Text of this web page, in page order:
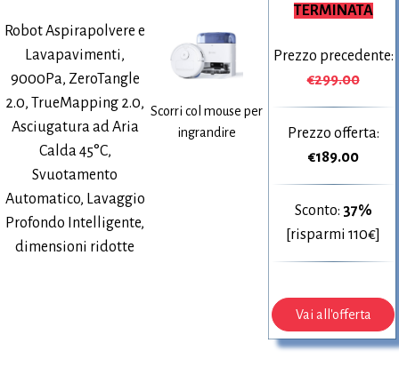
Robot Aspirapolvere e
Lavapavimenti,
9000Pa, ZeroTangle
2.0, TrueMapping 2.0,
Asciugatura ad Aria
Calda 45°C,
Svuotamento
Automatico, Lavaggio
Profondo Intelligente,
dimensioni ridotte
Scorri col mouse per
ingrandire
TERMINATA
Prezzo precedente:
€299.00
Prezzo offerta:
€189.00
Sconto: 37%
[risparmi 110€]
Vai all'offerta